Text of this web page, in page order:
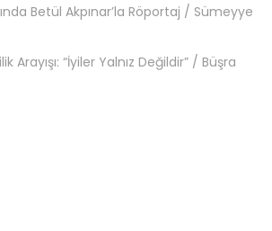
Betül Akpınar’la Röportaj / Sümeyye
Arayışı: “İyiler Yalnız Değildir” / Büşra